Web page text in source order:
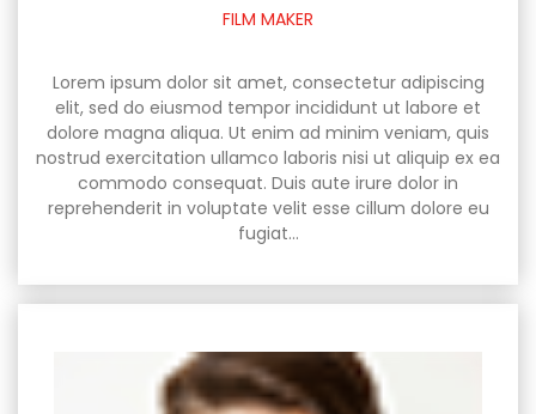
FILM MAKER
Lorem ipsum dolor sit amet, consectetur adipiscing
elit, sed do eiusmod tempor incididunt ut labore et
dolore magna aliqua. Ut enim ad minim veniam, quis
nostrud exercitation ullamco laboris nisi ut aliquip ex ea
commodo consequat. Duis aute irure dolor in
reprehenderit in voluptate velit esse cillum dolore eu
fugiat…